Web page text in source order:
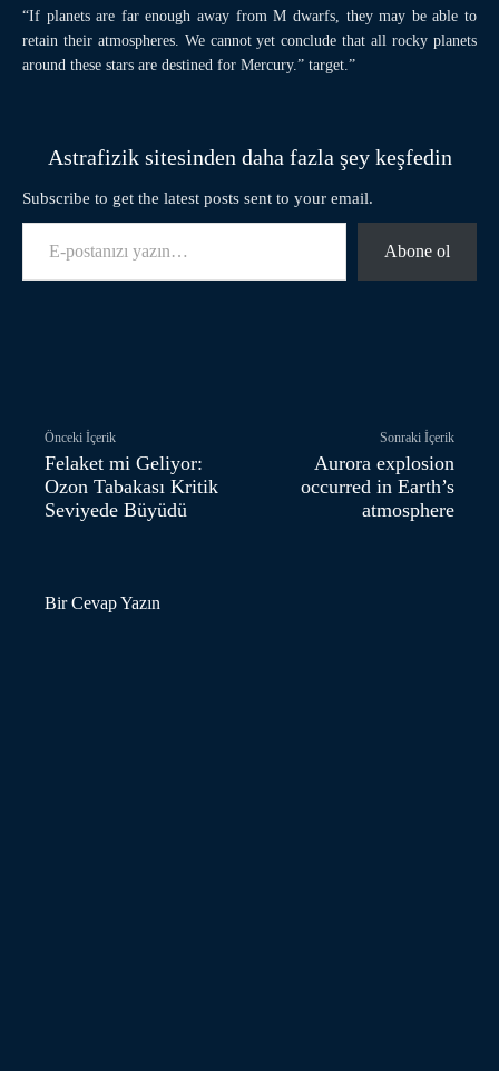
“If planets are far enough away from M dwarfs, they may be able to
retain their atmospheres. We cannot yet conclude that all rocky planets
around these stars are destined for Mercury.” target.”
Astrafizik sitesinden daha fazla şey keşfedin
Subscribe to get the latest posts sent to your email.
E-postanızı yazın…
Abone ol
Önceki İçerik
Felaket mi Geliyor:
Ozon Tabakası Kritik
Seviyede Büyüdü
Sonraki İçerik
Aurora explosion
occurred in Earth’s
atmosphere
Bir Cevap Yazın